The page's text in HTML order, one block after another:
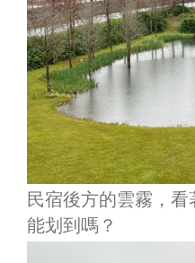
民宿後方的雲霧，
能划到嗎？